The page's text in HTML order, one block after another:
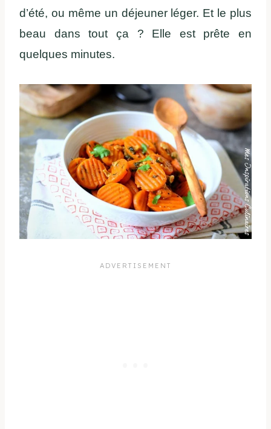
d’été, ou même un déjeuner léger. Et le plus
beau dans tout ça ? Elle est prête en
quelques minutes.